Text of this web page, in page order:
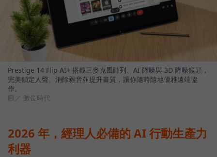
Prestige 14 Flip AI+ 搭載三麥克風陣列、AI 降噪與 3D 降噪鏡頭，
完美鎖定人聲、消除雜音並提升畫質，讓你隨時隨地優雅遠端協
作。
圖／ 數位時代
2026 年，經理人必備的 AI 行動生產力
利器